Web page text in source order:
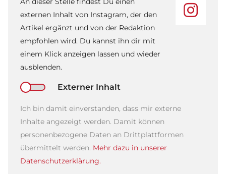
externen Inhalt von Instagram, der den
Artikel ergänzt und von der Redaktion
empfohlen wird. Du kannst ihn dir mit
einem Klick anzeigen lassen und wieder
ausblenden.
Externer Inhalt
Ich bin damit einverstanden, dass mir externe
Inhalte angezeigt werden. Damit können
personenbezogene Daten an Drittplattformen
übermittelt werden. Mehr dazu in unserer
Datenschutzerklärung.